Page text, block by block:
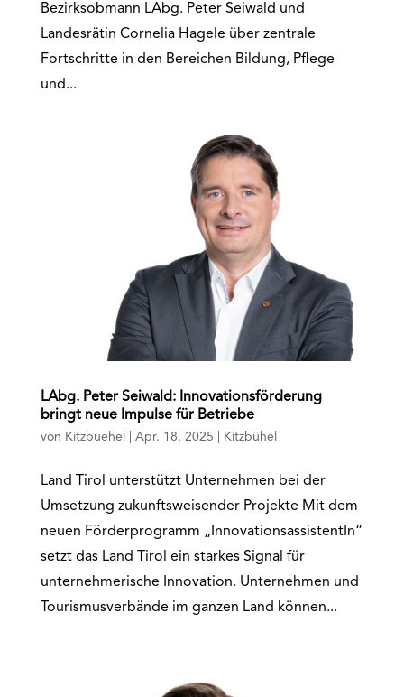
Bezirksobmann LAbg. Peter Seiwald und
Landesrätin Cornelia Hagele über zentrale
Fortschritte in den Bereichen Bildung, Pflege
und...
LAbg. Peter Seiwald: Innovationsförderung
bringt neue Impulse für Betriebe
von Kitzbuehel Apr. 18, 2025 Kitzbühel
Land Tirol unterstützt Unternehmen bei der
Umsetzung zukunftsweisender Projekte Mit dem
neuen Förderprogramm „InnovationsassistentIn“
setzt das Land Tirol ein starkes Signal für
unternehmerische Innovation. Unternehmen und
Tourismusverbände im ganzen Land können...